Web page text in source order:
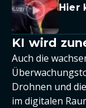
Hier
KI wird
Auch die
Drohnen und
im digitalen